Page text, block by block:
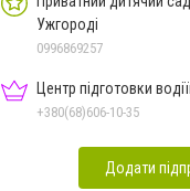
Ужгороді
0996869257
Центр підготовки
+380(68)606-10-35
Додати